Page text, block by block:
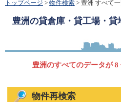
トップページ > 物件検索 > 豊洲 すべて
豊洲の貸倉庫・貸工場・貸
豊洲のすべてのデータが 8
物件再検索